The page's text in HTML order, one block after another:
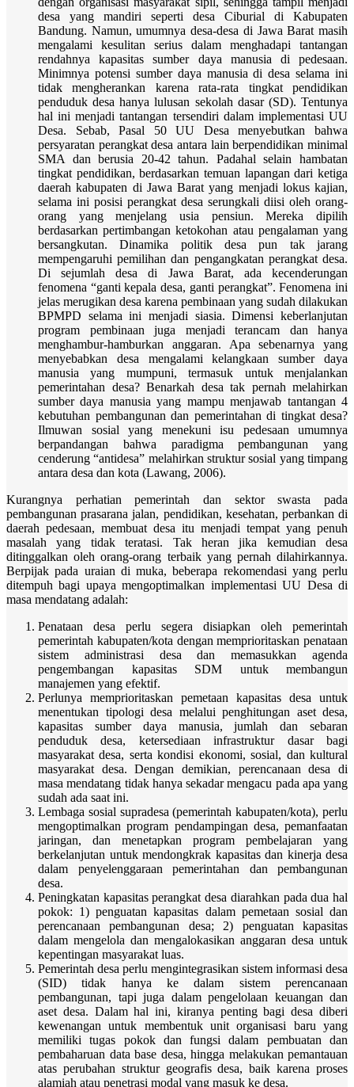
desa yang mandiri seperti desa Ciburial di Kabupaten
Bandung. Namun, umumnya desa-desa di Jawa Barat masih
mengalami kesulitan serius dalam menghadapi tantangan
rendahnya kapasitas sumber daya manusia di pedesaan.
Minimnya potensi sumber daya manusia di desa selama ini
tidak mengherankan karena rata-rata tingkat pendidikan
penduduk desa hanya lulusan sekolah dasar (SD). Tentunya
hal ini menjadi tantangan tersendiri dalam implementasi UU
Desa. Sebab, Pasal 50 UU Desa menyebutkan bahwa
persyaratan perangkat desa antara lain berpendidikan minimal
SMA dan berusia 20-42 tahun. Padahal selain hambatan
tingkat pendidikan, berdasarkan temuan lapangan dari ketiga
daerah kabupaten di Jawa Barat yang menjadi lokus kajian,
selama ini posisi perangkat desa serungkali diisi oleh orang-
orang yang menjelang usia pensiun. Mereka dipilih
berdasarkan pertimbangan ketokohan atau pengalaman yang
bersangkutan. Dinamika politik desa pun tak jarang
mempengaruhi pemilihan dan pengangkatan perangkat desa.
Di sejumlah desa di Jawa Barat, ada kecenderungan
fenomena “ganti kepala desa, ganti perangkat”. Fenomena ini
jelas merugikan desa karena pembinaan yang sudah dilakukan
BPMPD selama ini menjadi siasia. Dimensi keberlanjutan
program pembinaan juga menjadi terancam dan hanya
menghambur-hamburkan anggaran. Apa sebenarnya yang
menyebabkan desa mengalami kelangkaan sumber daya
manusia yang mumpuni, termasuk untuk menjalankan
pemerintahan desa? Benarkah desa tak pernah melahirkan
sumber daya manusia yang mampu menjawab tantangan 4
kebutuhan pembangunan dan pemerintahan di tingkat desa?
Ilmuwan sosial yang menekuni isu pedesaan umumnya
berpandangan bahwa paradigma pembangunan yang
cenderung “antidesa” melahirkan struktur sosial yang timpang
antara desa dan kota (Lawang, 2006).
Kurangnya perhatian pemerintah dan sektor swasta pada
pembangunan prasarana jalan, pendidikan, kesehatan, perbankan di
daerah pedesaan, membuat desa itu menjadi tempat yang penuh
masalah yang tidak teratasi. Tak heran jika kemudian desa
ditinggalkan oleh orang-orang terbaik yang pernah dilahirkannya.
Berpijak pada uraian di muka, beberapa rekomendasi yang perlu
ditempuh bagi upaya mengoptimalkan implementasi UU Desa di
masa mendatang adalah:
Penataan desa perlu segera disiapkan oleh pemerintah
pemerintah kabupaten/kota dengan memprioritaskan penataan
sistem administrasi desa dan memasukkan agenda
pengembangan kapasitas SDM untuk membangun
manajemen yang efektif.
Perlunya memprioritaskan pemetaan kapasitas desa untuk
menentukan tipologi desa melalui penghitungan aset desa,
kapasitas sumber daya manusia, jumlah dan sebaran
penduduk desa, ketersediaan infrastruktur dasar bagi
masyarakat desa, serta kondisi ekonomi, sosial, dan kultural
masyarakat desa. Dengan demikian, perencanaan desa di
masa mendatang tidak hanya sekadar mengacu pada apa yang
sudah ada saat ini.
Lembaga sosial supradesa (pemerintah kabupaten/kota), perlu
mengoptimalkan program pendampingan desa, pemanfaatan
jaringan, dan menetapkan program pembelajaran yang
berkelanjutan untuk mendongkrak kapasitas dan kinerja desa
dalam penyelenggaraan pemerintahan dan pembangunan
desa.
Peningkatan kapasitas perangkat desa diarahkan pada dua hal
pokok: 1) penguatan kapasitas dalam pemetaan sosial dan
perencanaan pembangunan desa; 2) penguatan kapasitas
dalam mengelola dan mengalokasikan anggaran desa untuk
kepentingan masyarakat luas.
Pemerintah desa perlu mengintegrasikan sistem informasi desa
(SID) tidak hanya ke dalam sistem perencanaan
pembangunan, tapi juga dalam pengelolaan keuangan dan
aset desa. Dalam hal ini, kiranya penting bagi desa diberi
kewenangan untuk membentuk unit organisasi baru yang
memiliki tugas pokok dan fungsi dalam pembuatan dan
pembaharuan data base desa, hingga melakukan pemantauan
atas perubahan struktur geografis desa, baik karena proses
alamiah atau penetrasi modal yang masuk ke desa.